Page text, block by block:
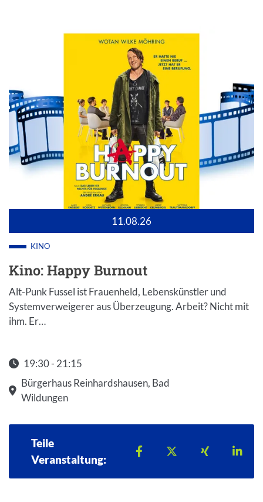
11.08.26
KINO
Kino: Happy Burnout
Alt-Punk Fussel ist Frauenheld, Lebenskünstler und
Systemverweigerer aus Überzeugung. Arbeit? Nicht mit
ihm. Er…
19:30 - 21:15
Startzeit: 19:30
Bürgerhaus Reinhardshausen, Bad
Wildungen
Teile
Veranstaltung:
Teilen auf Facebook
Teilen auf X
Teilen auf